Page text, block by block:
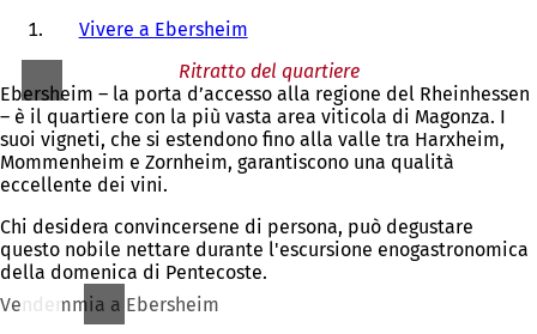
Vivere a Ebersheim
Ritratto del quartiere
Ebersheim – la porta d’accesso alla regione del Rheinhessen
– è il quartiere con la più vasta area viticola di Magonza. I
suoi vigneti, che si estendono fino alla valle tra Harxheim,
Mommenheim e Zornheim, garantiscono una qualità
eccellente dei vini.
Chi desidera convincersene di persona, può degustare
questo nobile nettare durante l'escursione enogastronomica
della domenica di Pentecoste.
Vendemmia a Ebersheim